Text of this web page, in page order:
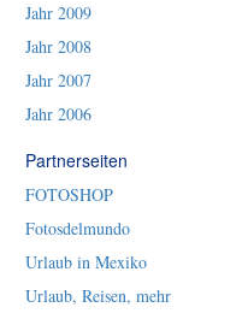
Jahr 2009
Jahr 2008
Jahr 2007
Jahr 2006
Partnerseiten
FOTOSHOP
Fotosdelmundo
Urlaub in Mexiko
Urlaub, Reisen, mehr